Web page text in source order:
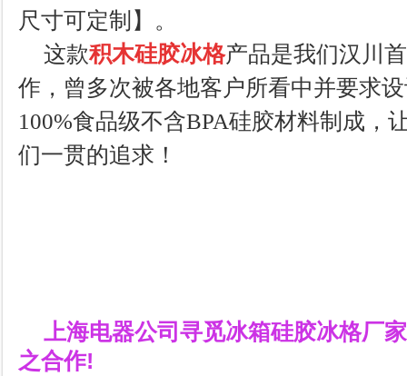
尺寸可定制】。
这款积木硅胶冰格产品是我们汉川
作，曾多次被各地客户所看中并要求
100%食品级不含BPA硅胶材料制成，
们一贯的追求！
上海电器公司寻觅冰箱硅胶冰格厂
之合作!